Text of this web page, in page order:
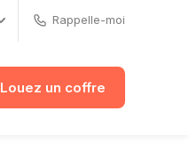
Rappelle-moi
Louez un coffre